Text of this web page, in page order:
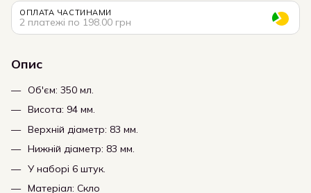
ОПЛАТА ЧАСТИНАМИ
2 платежі по 198.00 грн
Опис
Об'єм: 350 мл.
Висота: 94 мм.
Верхній діаметр: 83 мм.
Нижній діаметр: 83 мм.
У наборі 6 штук.
Матеріал: Скло